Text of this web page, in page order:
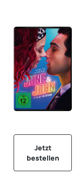
Jetzt
bestellen